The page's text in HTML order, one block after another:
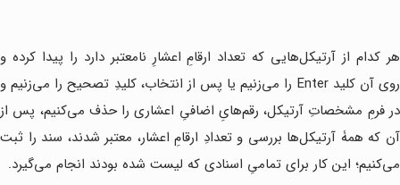
هر کدام از آرتیکل‌هایی که تعداد ارقامِ اعشارِ نامعتبر دارد را پیدا کرده و
روی آن کلید Enter را می‌زنیم یا پس از انتخاب، کلیدِ تصحیح را می‌زنیم و
در فرمِ مشخصاتِ آرتیکل، رقم‌هایِ اضافیِ اعشاری را حذف می‌کنیم، پس از
آن که همۀ آرتیکل‌ها بررسی و تعدادِ ارقامِ اعشار، معتبر شدند، سند را ثبت
می‌کنیم؛ این کار برای تمامیِ اسنادی که لیست شده بودند انجام می‌گیرد.